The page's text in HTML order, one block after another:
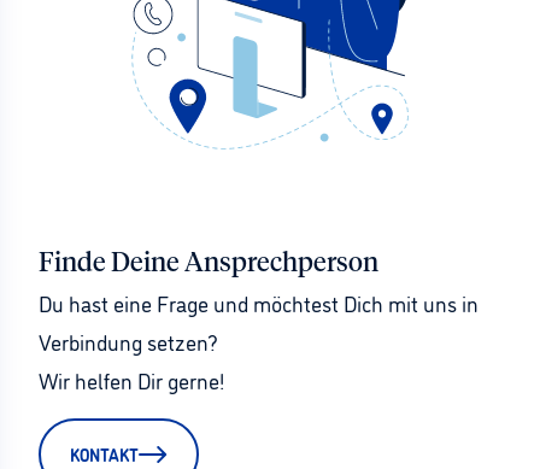
Finde Deine Ansprechperson
Du hast eine Frage und möchtest Dich mit uns in
Verbindung setzen?
Wir helfen Dir gerne!
KONTAKT